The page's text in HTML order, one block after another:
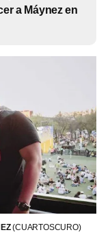
a Máynez en
(CUARTOSCURO)